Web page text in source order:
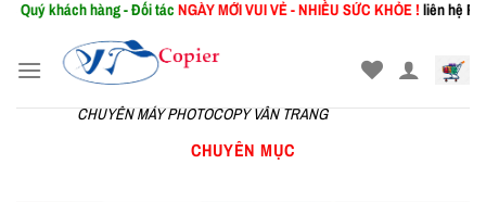
Skip
content
khách hàng - Đối tácNGÀY MỚIVUI VẺ - NHIỀU SỨC KHỎE !liên hệ Phòng
CHUYÊN MÁY PHOTOCOPY VÂN TRANG
CHUYÊN MỤC